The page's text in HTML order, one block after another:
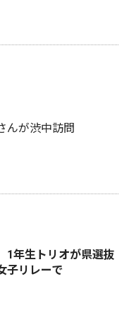
んが渋中訪問
年生トリオが県選抜
子リレーで